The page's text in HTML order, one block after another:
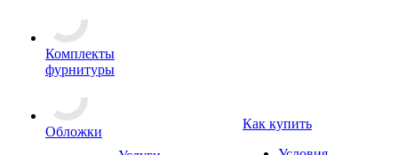
Комплекты
фурнитуры
Обложки
Как купить